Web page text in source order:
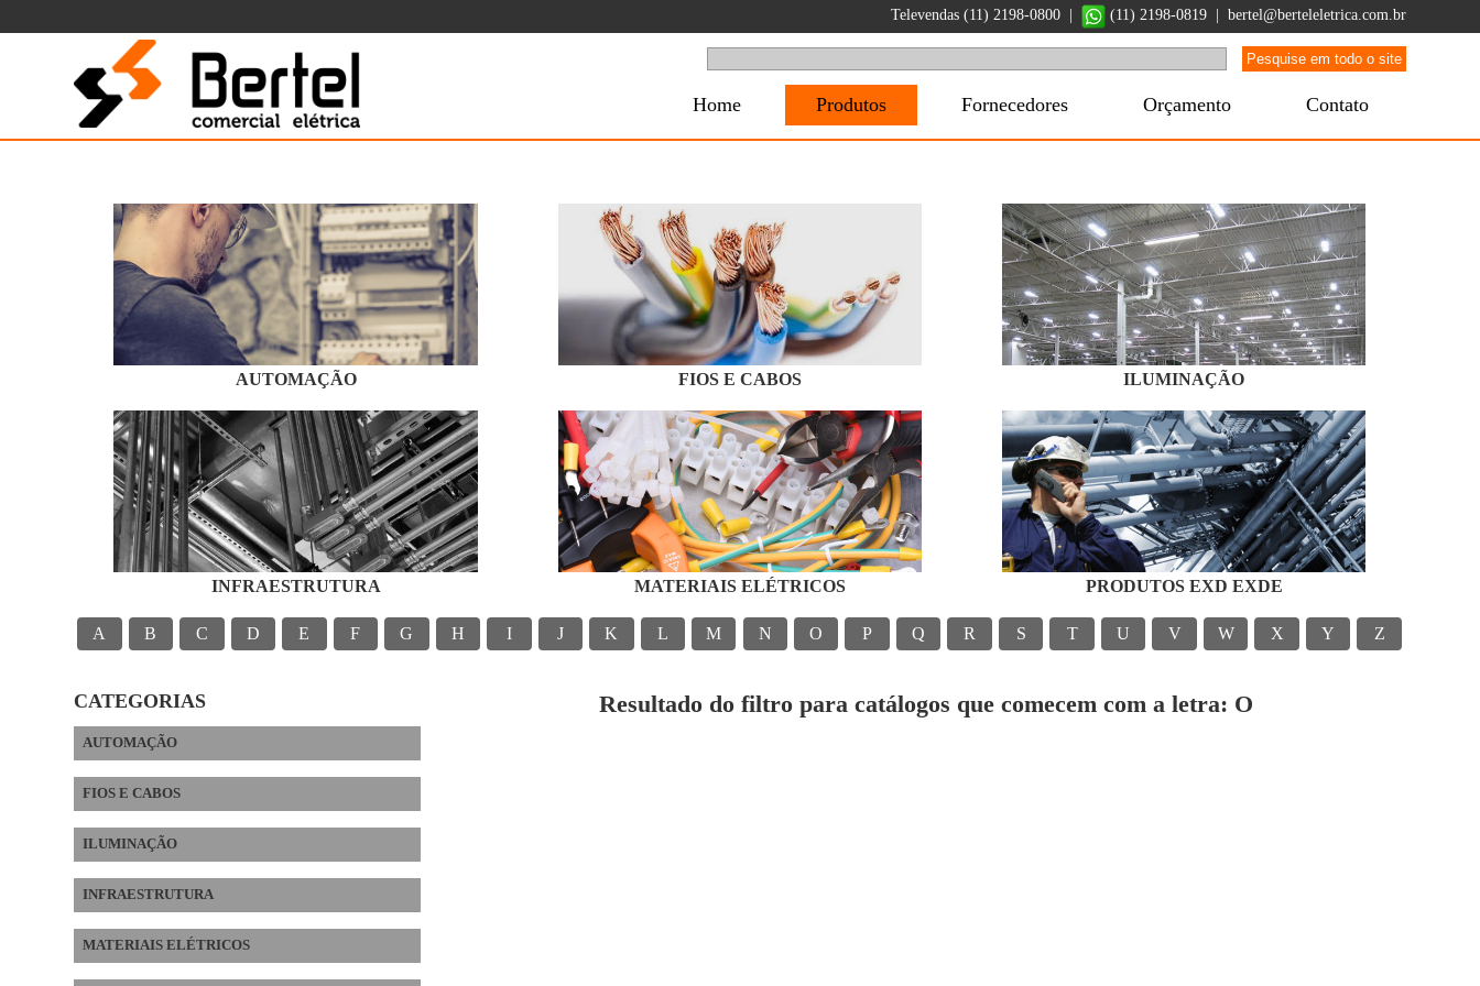
Televendas (11) 2198-0800 | (11) 2198-0819| bertel@berteleletrica.com.br
Home Produtos Fornecedores Orçamento Contato
AUTOMAÇÃO FIOS E CABOS ILUMINAÇÃO
INFRAESTRUTURA MATERIAIS ELÉTRICOS PRODUTOS EXD EXDE
A B C D E F G H I J K L M N O P Q R S T U V W X Y Z
CATEGORIAS
AUTOMAÇÃO
FIOS E CABOS
ILUMINAÇÃO
INFRAESTRUTURA
MATERIAIS ELÉTRICOS
Resultado do filtro para catálogos que comecem com a letra: O